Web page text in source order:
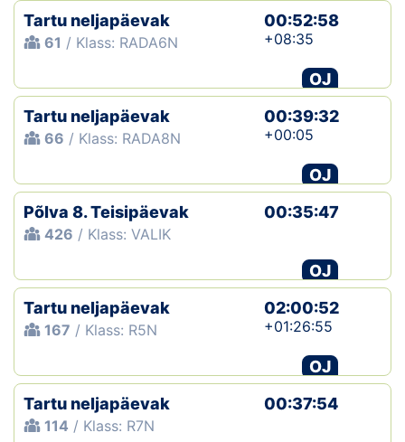
Tartu neljapäevak
61 / Klass: RADA6N
00:52:58
+08:35
OJ
Tartu neljapäevak
66 / Klass: RADA8N
00:39:32
+00:05
OJ
Põlva 8. Teisipäevak
426 / Klass: VALIK
00:35:47
OJ
Tartu neljapäevak
167 / Klass: R5N
02:00:52
+01:26:55
OJ
Tartu neljapäevak
114 / Klass: R7N
00:37:54